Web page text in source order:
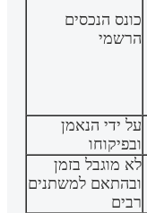
כונס הנכסים
הרשמי
על ידי הנאמן
ובפיקוחו
לא מוגבל בזמן
ובהתאם למשתנים
רבים